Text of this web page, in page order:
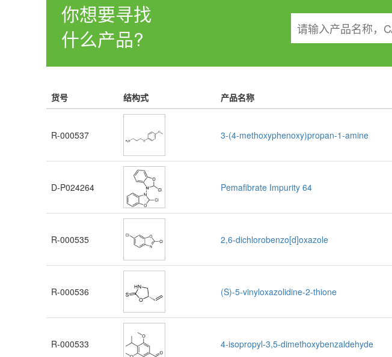
你想要寻找
什么产品?
货号 结构式 产品名称
R-000537 3-(4-methoxyphenoxy)propan-1-amine
D-P024264 Pemafibrate Impurity 64
R-000535 2,6-dichlorobenzo[d]oxazole
R-000536 (S)-5-vinyloxazolidine-2-thione
R-000533 4-isopropyl-3,5-dimethoxybenzaldehyde